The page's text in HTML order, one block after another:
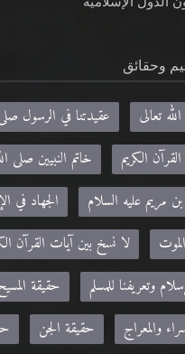
وحقائق
تعالى
عقيدتنا في الرسول
الكريم
خاتم النبيين صلى
مريم عليه السلام
الجهاد في
لا نسخ بين آيات القرآن
وتعريفنا للمسلم
حقيقة
والمعراج
حقيقة الجن